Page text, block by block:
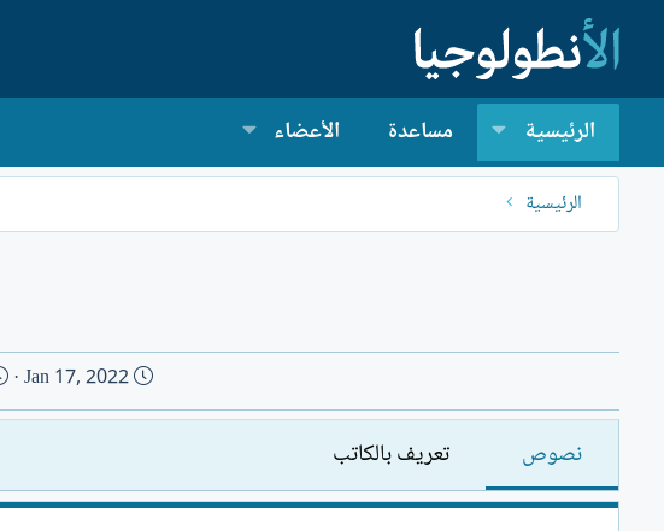
الرئيسية مساعدة الأعضاء
الرئيسية
ت
ا
خ
Jan 17, 2022
نصوص تعريف بالكاتب